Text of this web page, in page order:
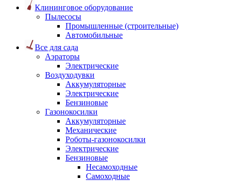
Клининговое оборудование
Пылесосы
Промышленные (строительные)
Автомобильные
Все для сада
Аэраторы
Электрические
Воздуходувки
Аккумуляторные
Электрические
Бензиновые
Газонокосилки
Аккумуляторные
Механические
Роботы-газонокосилки
Электрические
Бензиновые
Несамоходные
Самоходные